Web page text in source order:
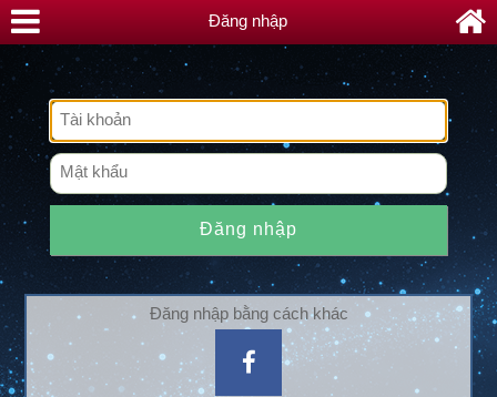
Đăng nhập
Đăng nhập
Đăng nhập bằng cách khác